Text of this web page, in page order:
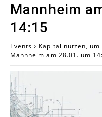
Mannheim
14:15
Events
Kapital nutzen,
Mannheim am 28.01. um